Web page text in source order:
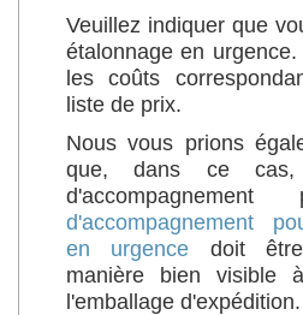
Veuillez indiquer que
étalonnage en
les coûts
liste de prix.
Nous vous prions
que, dans ce cas,
d'accompagnement
en urgence doit
manière bien visible
l'emballage d'expédition.